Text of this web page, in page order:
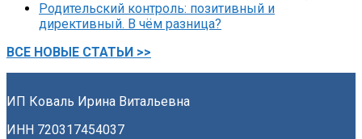
Родительский контроль: позитивный и
директивный. В чём разница?
ВСЕ НОВЫЕ СТАТЬИ >>
ИП Коваль Ирина Витальевна
ИНН 720317454037